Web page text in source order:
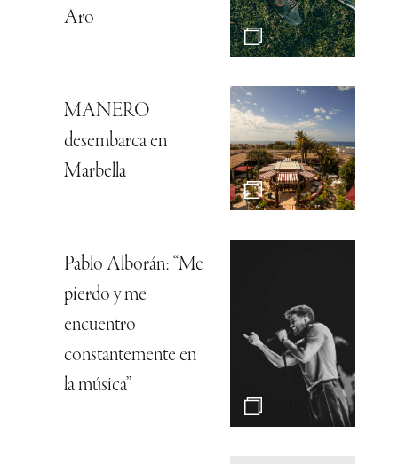
Aro
MANERO
desembarca en
Marbella
Pablo Alborán: “Me
pierdo y me
encuentro
constantemente en
la música”